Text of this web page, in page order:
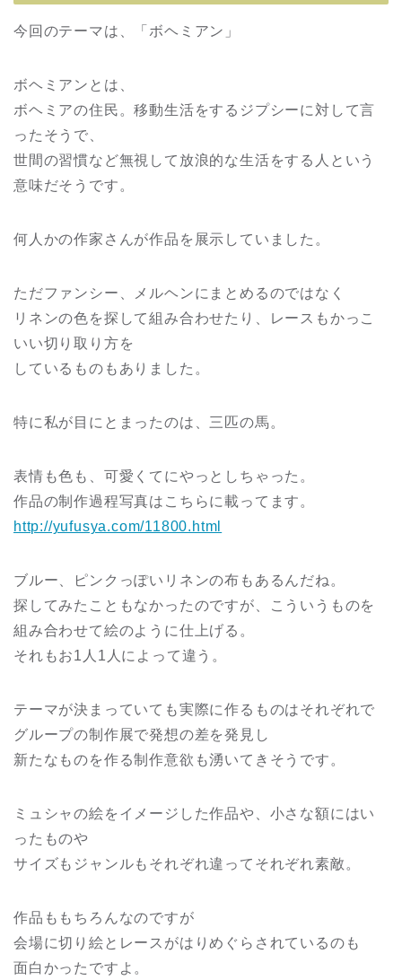
今回のテーマは、「ボヘミアン」
ボヘミアンとは、
ボヘミアの住民。移動生活をするジプシーに対して言
ったそうで、
世間の習慣など無視して放浪的な生活をする人という
意味だそうです。
何人かの作家さんが作品を展示していました。
ただファンシー、メルヘンにまとめるのではなく
リネンの色を探して組み合わせたり、レースもかっこ
いい切り取り方を
しているものもありました。
特に私が目にとまったのは、三匹の馬。
表情も色も、可愛くてにやっとしちゃった。
作品の制作過程写真はこちらに載ってます。
http://yufusya.com/11800.html
ブルー、ピンクっぽいリネンの布もあるんだね。
探してみたこともなかったのですが、こういうものを
組み合わせて絵のように仕上げる。
それもお1人1人によって違う。
テーマが決まっていても実際に作るものはそれぞれで
グループの制作展で発想の差を発見し
新たなものを作る制作意欲も湧いてきそうです。
ミュシャの絵をイメージした作品や、小さな額にはい
ったものや
サイズもジャンルもそれぞれ違ってそれぞれ素敵。
作品ももちろんなのですが
会場に切り絵とレースがはりめぐらされているのも
面白かったですよ。